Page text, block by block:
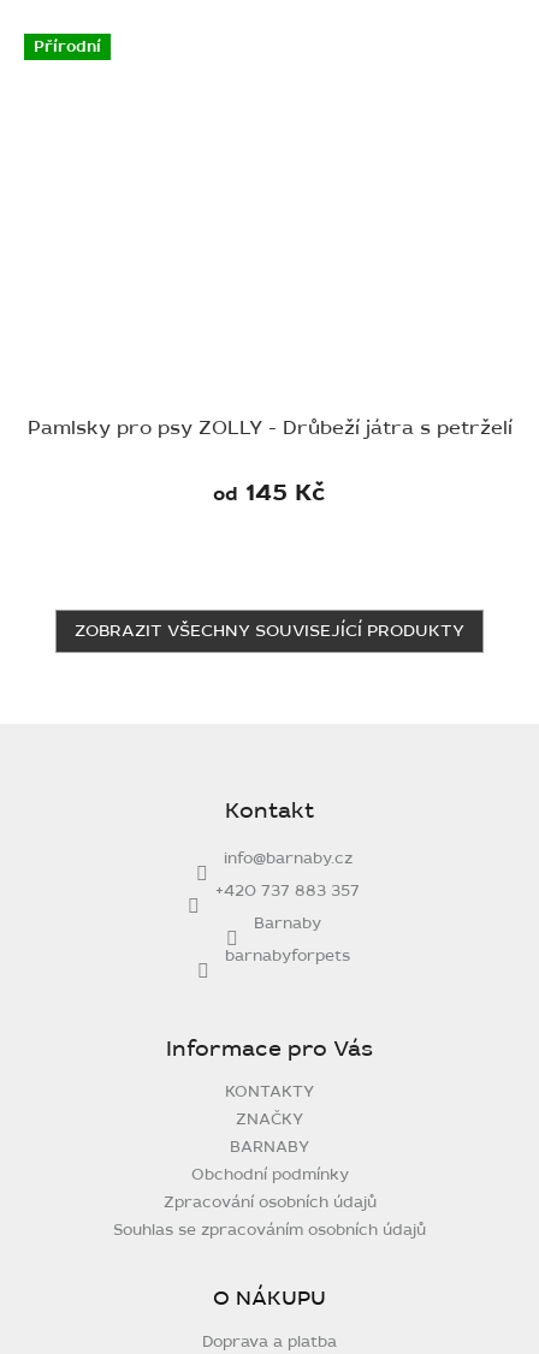
Přírodní
Pamlsky pro psy ZOLLY - Drůbeží játra s petrželí
od 145 Kč
ZOBRAZIT VŠECHNY SOUVISEJÍCÍ PRODUKTY
Kontakt
info@barnaby.cz
+420 737 883 357
Barnaby
barnabyforpets
Informace pro Vás
KONTAKTY
ZNAČKY
BARNABY
Obchodní podmínky
Zpracování osobních údajů
Souhlas se zpracováním osobních údajů
O NÁKUPU
Doprava a platba